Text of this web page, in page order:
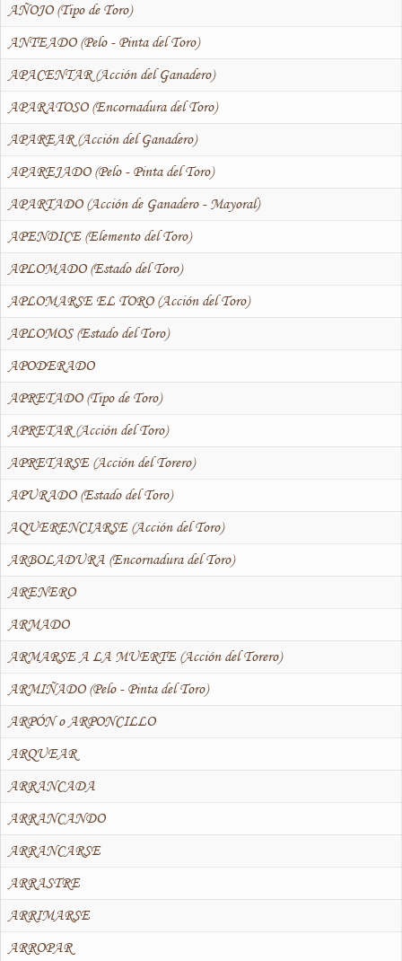
AÑOJO (Tipo de Toro)
ANTEADO (Pelo - Pinta del Toro)
APACENTAR (Acción del Ganadero)
APARATOSO (Encornadura del Toro)
APAREAR (Acción del Ganadero)
APAREJADO (Pelo - Pinta del Toro)
APARTADO (Acción de Ganadero - Mayoral)
APENDICE (Elemento del Toro)
APLOMADO (Estado del Toro)
APLOMARSE EL TORO (Acción del Toro)
APLOMOS (Estado del Toro)
APODERADO
APRETADO (Tipo de Toro)
APRETAR (Acción del Toro)
APRETARSE (Acción del Torero)
APURADO (Estado del Toro)
AQUERENCIARSE (Acción del Toro)
ARBOLADURA (Encornadura del Toro)
ARENERO
ARMADO
ARMARSE A LA MUERTE (Acción del Torero)
ARMIÑADO (Pelo - Pinta del Toro)
ARPÓN o ARPONCILLO
ARQUEAR
ARRANCADA
ARRANCANDO
ARRANCARSE
ARRASTRE
ARRIMARSE
ARROPAR